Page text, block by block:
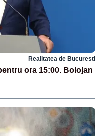
Realitatea de Bucuresti
ora 15:00. Bolojan